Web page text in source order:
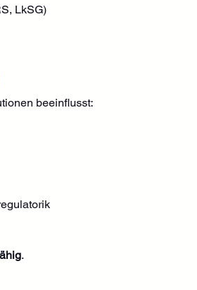
LkSG)
beeinflusst:
.